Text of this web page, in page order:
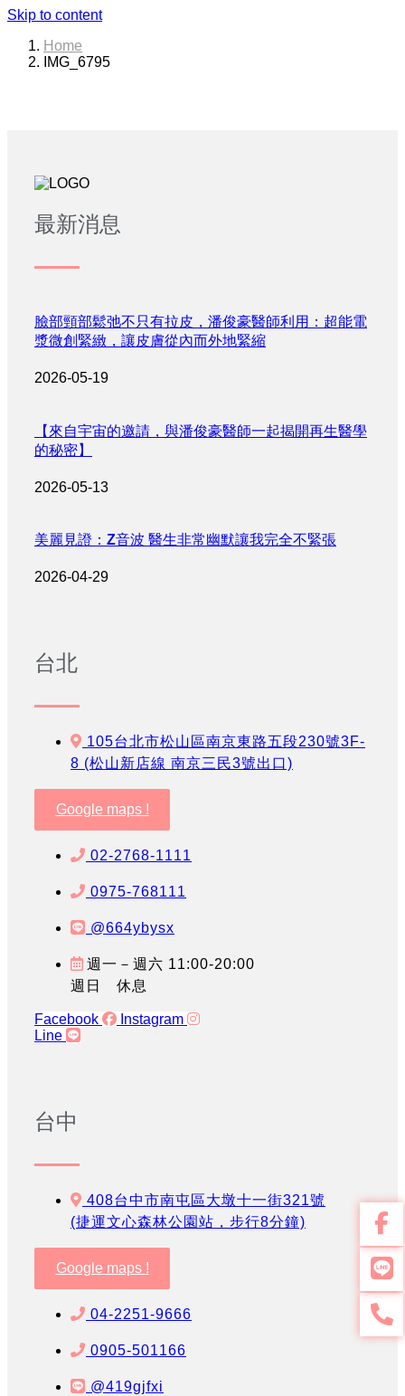
Skip to content
Home
IMG_6795
最新消息
臉部頸部鬆弛不只有拉皮，潘俊豪醫師利用：超能電
漿微創緊緻，讓皮膚從內而外地緊縮
2026-05-19
【來自宇宙的邀請，與潘俊豪醫師一起揭開再生醫學
的秘密】
2026-05-13
美麗見證：Z音波 醫生非常幽默讓我完全不緊張
2026-04-29
台北
105台北市松山區南京東路五段230號3F-
8 (松山新店線 南京三民3號出口)
Google maps !
02-2768-1111
0975-768111
@664ybysx
週一－週六 11:00-20:00
週日 休息
Facebook
Instagram
Line
台中
408台中市南屯區大墩十一街321號
(捷運文心森林公園站，步行8分鐘)
Google maps !
04-2251-9666
0905-501166
@419gjfxi